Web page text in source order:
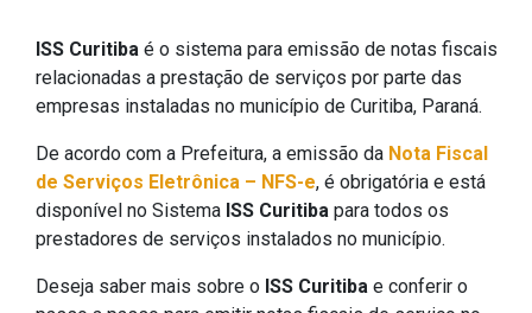
ISS Curitiba é o sistema para emissão de notas fiscais
relacionadas a prestação de serviços por parte das
empresas instaladas no município de Curitiba, Paraná.
De acordo com a Prefeitura, a emissão da Nota Fiscal
de Serviços Eletrônica – NFS-e, é obrigatória e está
disponível no Sistema ISS Curitiba para todos os
prestadores de serviços instalados no município.
Deseja saber mais sobre o ISS Curitiba e conferir o